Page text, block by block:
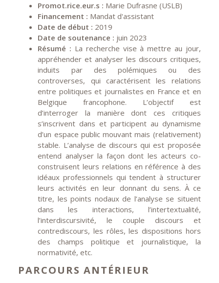
Promot.rice.eur.s : Marie Dufrasne (USLB)
Financement : Mandat d'assistant
Date de début : 2019
Date de soutenance : juin 2023
Résumé : La recherche vise à mettre au jour,
appréhender et analyser les discours critiques,
induits par des polémiques ou des
controverses, qui caractérisent les relations
entre politiques et journalistes en France et en
Belgique francophone. L’objectif est
d’interroger la manière dont ces critiques
s’inscrivent dans et participent au dynamisme
d’un espace public mouvant mais (relativement)
stable. L’analyse de discours qui est proposée
entend analyser la façon dont les acteurs co-
construisent leurs relations en référence à des
idéaux professionnels qui tendent à structurer
leurs activités en leur donnant du sens. À ce
titre, les points nodaux de l’analyse se situent
dans les interactions, l’intertextualité,
l’interdiscursivité, le couple discours et
contrediscours, les rôles, les dispositions hors
des champs politique et journalistique, la
normativité, etc.
PARCOURS ANTÉRIEUR